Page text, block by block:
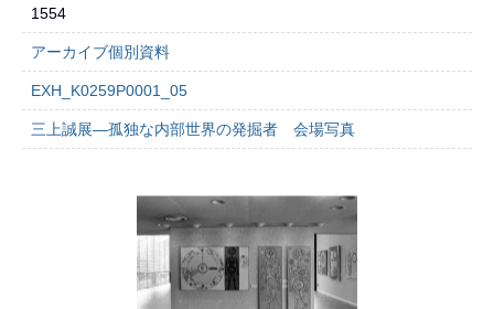
1554
アーカイブ個別資料
EXH_K0259P0001_05
三上誠展―孤独な内部世界の発掘者 会場写真